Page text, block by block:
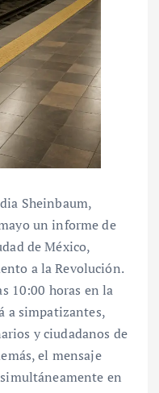
Sheinbaum,
un informe de
de México,
a la Revolución.
10:00 horas en la
a simpatizantes,
y ciudadanos de
el mensaje
en